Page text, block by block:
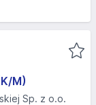
M)
Sp. z o.o.